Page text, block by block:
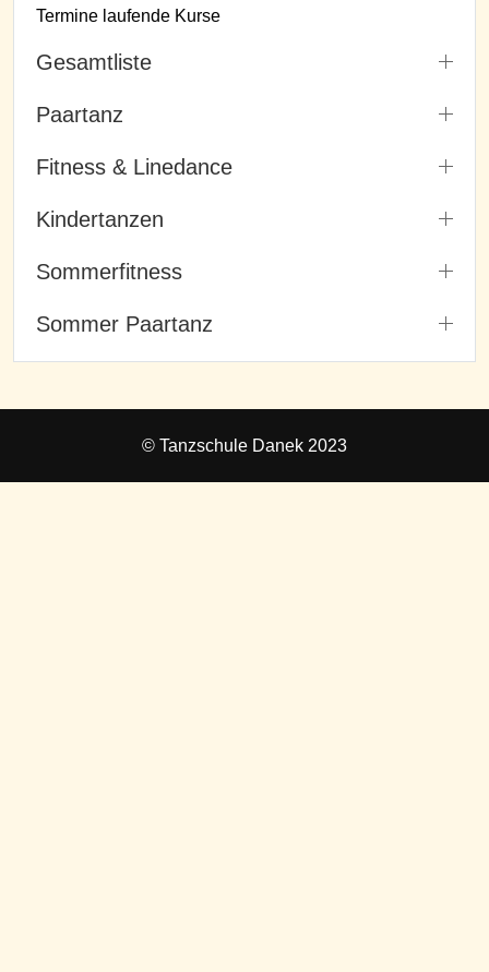
Termine laufende Kurse
Gesamtliste
Paartanz
Fitness & Linedance
Kindertanzen
Sommerfitness
Sommer Paartanz
© Tanzschule Danek 2023